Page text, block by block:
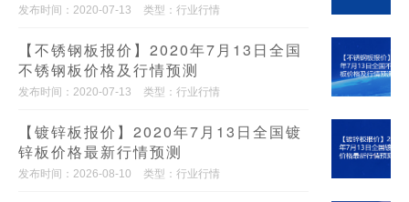
发布时间：2020-07-13 类型：行业行情
【不锈钢板报价】2020年7月13日全国
不锈钢板价格及行情预测
发布时间：2020-07-13 类型：行业行情
【镀锌板报价】2020年7月13日全国镀
锌板价格最新行情预测
发布时间：2026-08-10 类型：行业行情